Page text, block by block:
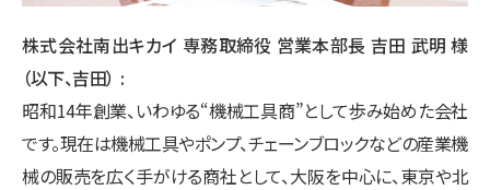
株式会社南出キカイ 専務取締役 営業本部長 吉田 武明 様
（以下、吉田）
昭和14年創業、いわゆる“機械工具商”として歩み始めた会社
です。現在は機械工具やポンプ、チェーンブロックなどの産業機
械の販売を広く手がける商社として、大阪を中心に、東京や北